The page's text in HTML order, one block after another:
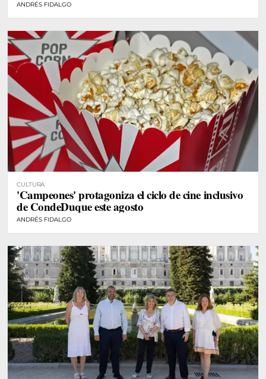
ANDRÉS FIDALGO
CULTURA
'Campeones' protagoniza el ciclo de cine inclusivo
de CondeDuque este agosto
ANDRÉS FIDALGO